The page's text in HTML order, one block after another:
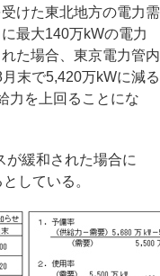
けた東北地方の電力需
最大140万kWの電力
た場合、東京電力管内
末で5,420万kWに減る
力を上回ることにな
緩和された場合に
している。